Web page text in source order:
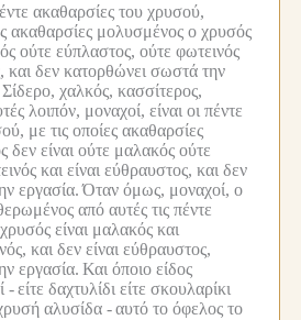
ακαθαρσίες του χρυσού,
ακαθαρσίες μολυσμένος ο χρυσός
ούτε εύπλαστος, ούτε φωτεινός
και δεν κατορθώνει σωστά την
Σίδερο, χαλκός, κασσίτερος,
λοιπόν, μοναχοί, είναι οι πέντε
με τις οποίες ακαθαρσίες
είναι ούτε μαλακός ούτε
και είναι εύθραυστος, και δεν
εργασία. Όταν όμως, μοναχοί, ο
από αυτές τις πέντε
είναι μαλακός και
και δεν είναι εύθραυστος,
εργασία. Και όποιο είδος
-είτε δαχτυλίδι είτε σκουλαρίκι
χρυσή αλυσίδα -αυτό το όφελος το